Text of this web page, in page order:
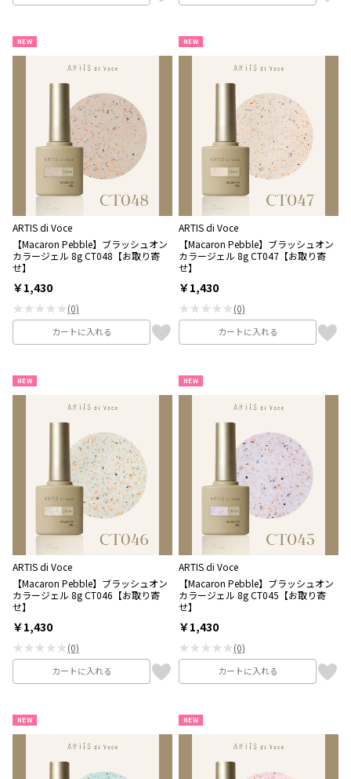
NEW
ARTIS di Voce
【Macaron Pebble】ブラッシュオン
カラージェル 8g CT048【お取り寄
せ】
￥1,430
★★★★★(0)
カートに入れる
NEW
ARTIS di Voce
【Macaron Pebble】ブラッシュオン
カラージェル 8g CT047【お取り寄
せ】
￥1,430
★★★★★(0)
カートに入れる
NEW
ARTIS di Voce
【Macaron Pebble】ブラッシュオン
カラージェル 8g CT046【お取り寄
せ】
￥1,430
★★★★★(0)
カートに入れる
NEW
ARTIS di Voce
【Macaron Pebble】ブラッシュオン
カラージェル 8g CT045【お取り寄
せ】
￥1,430
★★★★★(0)
カートに入れる
NEW NEW